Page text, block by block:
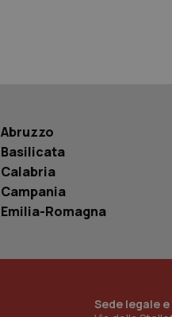
Abruzzo
Basilicata
Calabria
Campania
Emilia-Romagna
Sede legale
_ga_KM60CM4NPH